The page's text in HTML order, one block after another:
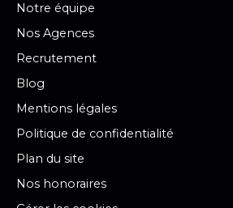
Notre équipe
Nos Agences
Recrutement
Blog
Mentions légales
Politique de confidentialité
Plan du site
Nos honoraires